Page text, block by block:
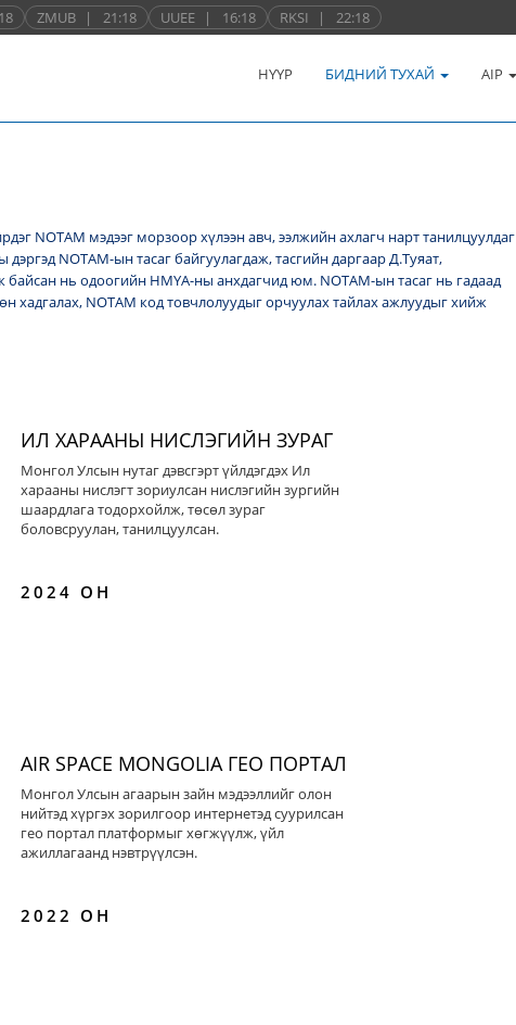
ZMUB | 21:18 UUEE | 16:18 RKSI | 22:18
НҮҮР БИДНИЙ ТУХАЙ AIP
NОТАМ мэдээг морзоор хүлээн авч, ээлжийн ахлагч нарт танилцуулдаг
NОТАМ-ын тасаг байгуулагдаж, тасгийн даргаар Д.Туяат,
нь одоогийн НМҮА-ны анхдагчид юм. NOTAM-ын тасаг нь гадаад
хадгалах, NОТАМ код товчлолуудыг орчуулах тайлах ажлуудыг хийж
ИЛ ХАРААНЫ НИСЛЭГИЙН ЗУРАГ
Монгол Улсын нутаг дэвсгэрт үйлдэгдэх Ил
харааны нислэгт зориулсан нислэгийн зургийн
шаардлага тодорхойлж, төсөл зураг
боловсруулан, танилцуулсан.
2024 ОН
AIR SPACE MONGOLIA ГЕО ПОРТАЛ
Монгол Улсын агаарын зайн мэдээллийг олон
нийтэд хүргэх зорилгоор интернетэд суурилсан
гео портал платформыг хөгжүүлж, үйл
ажиллагаанд нэвтрүүлсэн.
2022 ОН